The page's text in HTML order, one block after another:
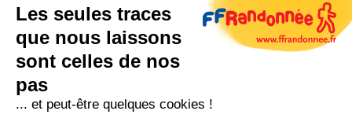
Les seules traces
que nous laissons
sont celles de nos
pas
... et peut-être quelques cookies !